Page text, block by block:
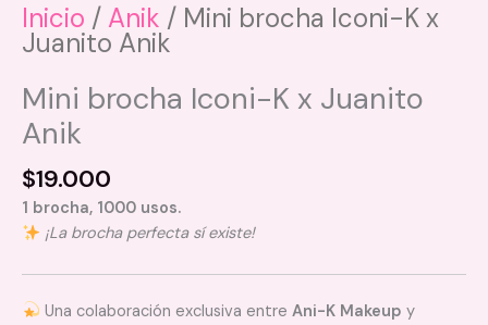
Inicio / Anik / Mini brocha Iconi-K x
Juanito Anik
Mini brocha Iconi-K x Juanito
Anik
$19.000
1 brocha, 1000 usos.
¡La brocha perfecta sí existe!
Una colaboración exclusiva entre Ani-K Makeup y